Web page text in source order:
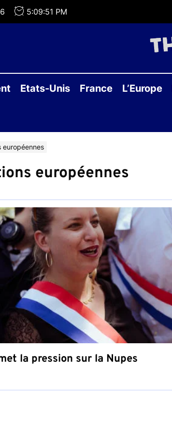
5:09:51 PM
Etats-Unis France L’Europe
européennes
européennes
la pression sur la Nupes